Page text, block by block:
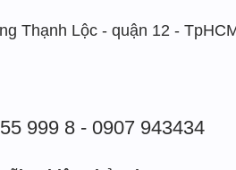
Thạnh Lộc - quận 12 -
999 8 - 0907 943434